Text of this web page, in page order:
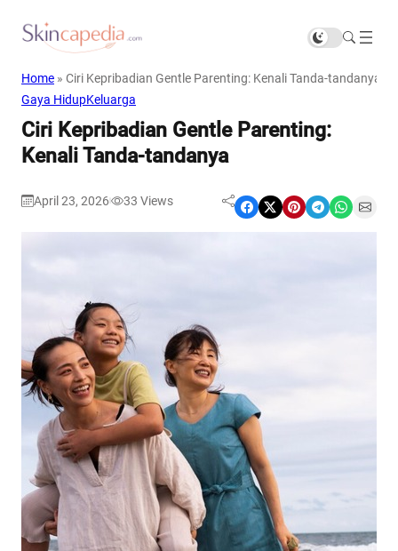
Home » Ciri Kepribadian Gentle Parenting: Kenali Tanda-tandanya
Gaya HidupKeluarga
Ciri Kepribadian Gentle Parenting:
Kenali Tanda-tandanya
April 23, 2026 33 Views Share on Facebook Share on X Share on Pinterest Share on Telegram Share on WhatsApp Share on Email